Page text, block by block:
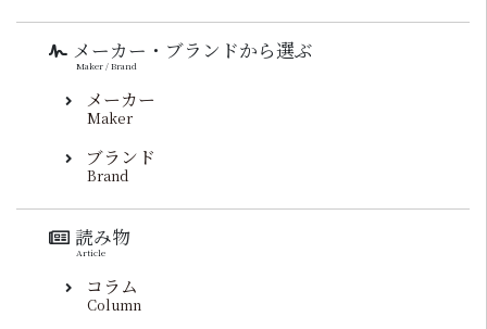
メーカー・ブランドから選ぶ
Maker / Brand
メーカー
Maker
ブランド
Brand
読み物
Article
コラム
Column